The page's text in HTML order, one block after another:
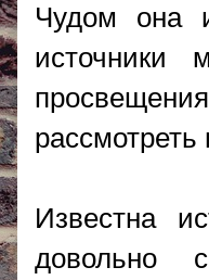
Чудом она
Известна
довольно